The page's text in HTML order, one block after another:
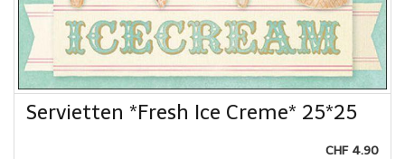
Servietten *Fresh Ice Creme* 25*25
CHF 4.90